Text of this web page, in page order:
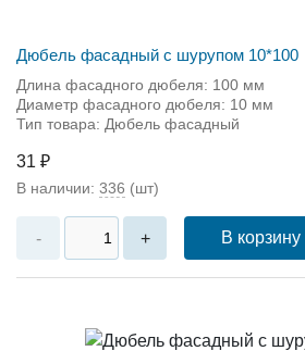
Дюбель фасадный с шурупом 10*100
Длина фасадного дюбеля: 100 мм
Диаметр фасадного дюбеля: 10 мм
Тип товара: Дюбель фасадный
31 ₽
В наличии: 336 (шт)
- + В корзину